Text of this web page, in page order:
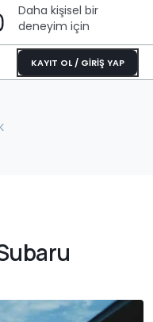
Daha kişisel bir
deneyim için
KAYIT OL / GİRİŞ YAP